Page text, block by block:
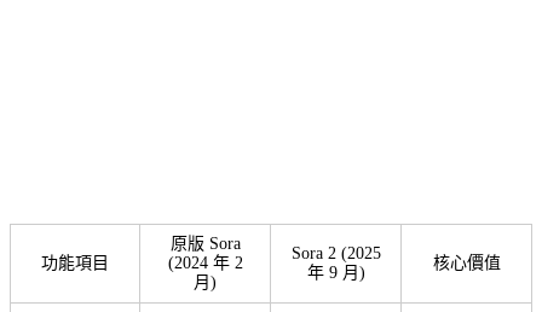
功能項目
原版 Sora
(2024 年 2
月)
Sora 2 (2025
年 9 月)
核心價值